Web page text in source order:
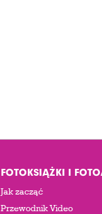
FOTOKSIĄŻKI I
Jak zacząć
Przewodnik Video